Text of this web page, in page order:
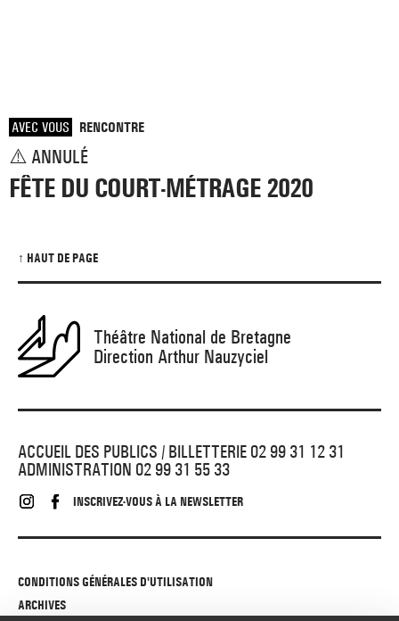
AVEC VOUS RENCONTRE
⚠️ ANNULÉ
FÊTE DU COURT-MÉTRAGE 2020
↑ HAUT DE PAGE
Théâtre National de Bretagne
Direction Arthur Nauzyciel
ACCUEIL DES PUBLICS / BILLETTERIE 02 99 31 12 31
ADMINISTRATION 02 99 31 55 33
INSCRIVEZ-VOUS À LA NEWSLETTER
CONDITIONS GÉNÉRALES D'UTILISATION
ARCHIVES